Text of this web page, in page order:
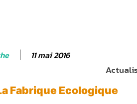
11 mai 2016
Fabrique Ecologique